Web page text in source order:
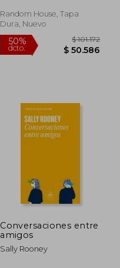
10%
dcto.
Random House, Tapa
Dura, Nuevo
Conversaciones entre
amigos
Sally Rooney